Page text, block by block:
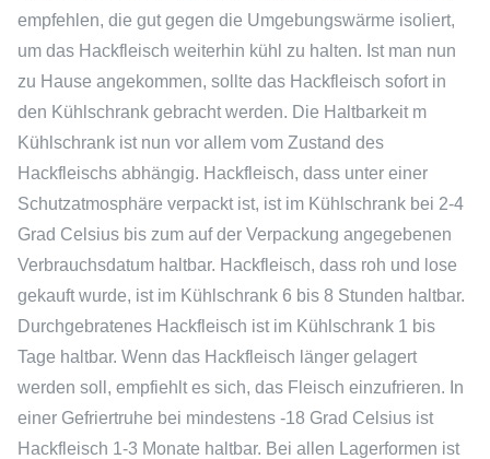
empfehlen, die gut gegen die Umgebungswärme isoliert,
um das Hackfleisch weiterhin kühl zu halten. Ist man nun
zu Hause angekommen, sollte das Hackfleisch sofort in
den Kühlschrank gebracht werden. Die Haltbarkeit m
Kühlschrank ist nun vor allem vom Zustand des
Hackfleischs abhängig. Hackfleisch, dass unter einer
Schutzatmosphäre verpackt ist, ist im Kühlschrank bei 2-4
Grad Celsius bis zum auf der Verpackung angegebenen
Verbrauchsdatum haltbar. Hackfleisch, dass roh und lose
gekauft wurde, ist im Kühlschrank 6 bis 8 Stunden haltbar.
Durchgebratenes Hackfleisch ist im Kühlschrank 1 bis
Tage haltbar. Wenn das Hackfleisch länger gelagert
werden soll, empfiehlt es sich, das Fleisch einzufrieren. In
einer Gefriertruhe bei mindestens -18 Grad Celsius ist
Hackfleisch 1-3 Monate haltbar. Bei allen Lagerformen ist